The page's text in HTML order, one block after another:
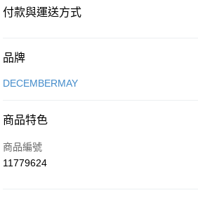
付款與運送方式
付款方式
信用卡一次付款
Apple Pay
品牌
DECEMBERMAY
商品特色
商品編號
11779624